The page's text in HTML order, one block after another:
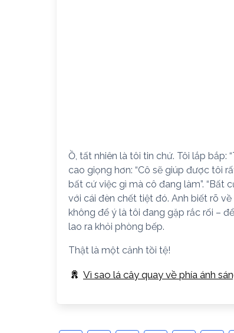
Ồ, tất nhiên là tôi tin chứ. Tôi lắp bắp:
cao giọng hơn: “Cô sẽ giúp được tôi
bất cứ việc gì mà cô đang làm”. “Bất
với cái đèn chết tiệt đó. Anh biết rõ
không để ý là tôi đang gặp rắc rối –
lao ra khỏi phòng bếp.
Thật là một cảnh tồi tệ!
Vì sao lá cây quay về phía ánh